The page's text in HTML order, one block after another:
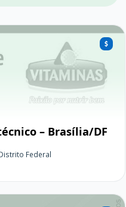
– Brasília/DF
Federal